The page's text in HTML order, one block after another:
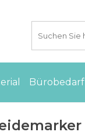
Bürobedarf